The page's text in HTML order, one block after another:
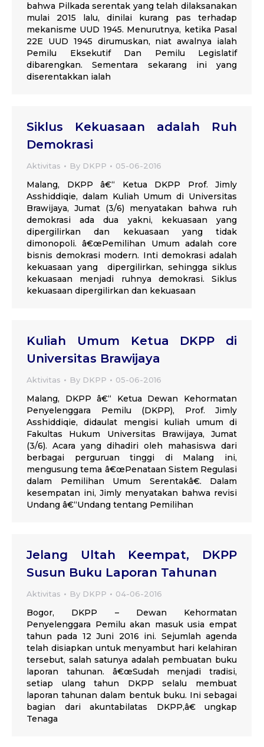
bahwa Pilkada serentak yang telah dilaksanakan
mulai 2015 lalu, dinilai kurang pas terhadap
mekanisme UUD 1945. Menurutnya, ketika Pasal
22E UUD 1945 dirumuskan, niat awalnya ialah
Pemilu Eksekutif Dan Pemilu Legislatif
dibarengkan. Sementara sekarang ini yang
diserentakkan ialah
Siklus Kekuasaan adalah Ruh
Demokrasi
Aktivitas By DKPP 05-06-2016
Malang, DKPP â€“ Ketua DKPP Prof. Jimly
Asshiddiqie, dalam Kuliah Umum di Universitas
Brawijaya, Jumat (3/6) menyatakan bahwa ruh
demokrasi ada dua yakni, kekuasaan yang
dipergilirkan dan kekuasaan yang tidak
dimonopoli. â€œPemilihan Umum adalah core
bisnis demokrasi modern. Inti demokrasi adalah
kekuasaan yang dipergilirkan, sehingga siklus
kekuasaan menjadi ruhnya demokrasi. Siklus
kekuasaan dipergilirkan dan kekuasaan
Kuliah Umum Ketua DKPP di
Universitas Brawijaya
Aktivitas By DKPP 05-06-2016
Malang, DKPP â€“ Ketua Dewan Kehormatan
Penyelenggara Pemilu (DKPP), Prof. Jimly
Asshiddiqie, didaulat mengisi kuliah umum di
Fakultas Hukum Universitas Brawijaya, Jumat
(3/6). Acara yang dihadiri oleh mahasiswa dari
berbagai perguruan tinggi di Malang ini,
mengusung tema â€œPenataan Sistem Regulasi
dalam Pemilihan Umum Serentakâ€. Dalam
kesempatan ini, Jimly menyatakan bahwa revisi
Undang â€“Undang tentang Pemilihan
Jelang Ultah Keempat, DKPP
Susun Buku Laporan Tahunan
Aktivitas By DKPP 04-06-2016
Bogor, DKPP – Dewan Kehormatan
Penyelenggara Pemilu akan masuk usia empat
tahun pada 12 Juni 2016 ini. Sejumlah agenda
telah disiapkan untuk menyambut hari kelahiran
tersebut, salah satunya adalah pembuatan buku
laporan tahunan. â€œSudah menjadi tradisi,
setiap ulang tahun DKPP selalu membuat
laporan tahunan dalam bentuk buku. Ini sebagai
bagian dari akuntabilatas DKPP,â€ ungkap
Tenaga